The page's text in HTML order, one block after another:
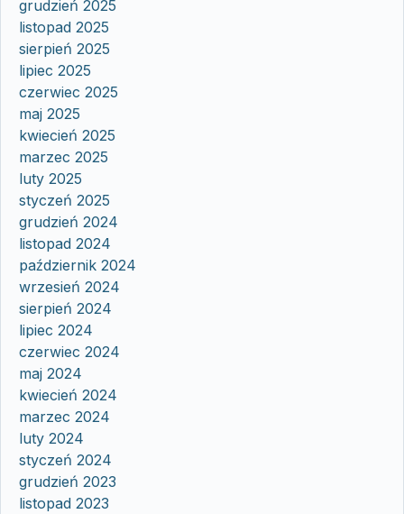
grudzień 2025
listopad 2025
sierpień 2025
lipiec 2025
czerwiec 2025
maj 2025
kwiecień 2025
marzec 2025
luty 2025
styczeń 2025
grudzień 2024
listopad 2024
październik 2024
wrzesień 2024
sierpień 2024
lipiec 2024
czerwiec 2024
maj 2024
kwiecień 2024
marzec 2024
luty 2024
styczeń 2024
grudzień 2023
listopad 2023